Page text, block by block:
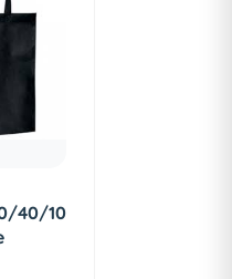
40/10